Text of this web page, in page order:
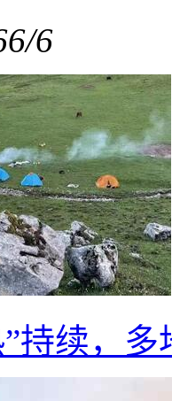
6/6
持续，